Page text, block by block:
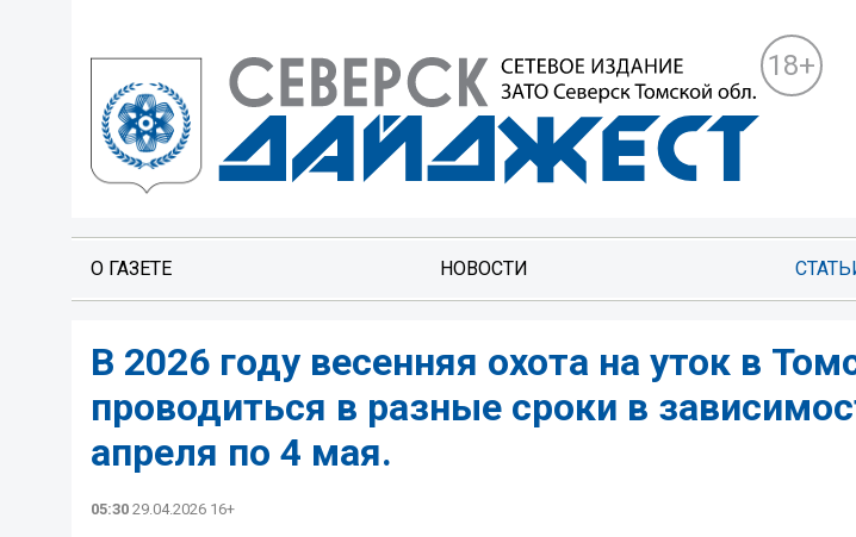
18+
О ГАЗЕТЕ НОВОСТИ
В 2026 году весенняя охота на уток в
проводиться в разные сроки в
апреля по 4 мая.
05:30 29.04.2026 16+